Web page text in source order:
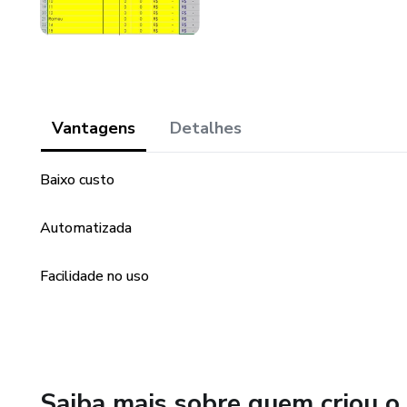
Vantagens Detalhes
Baixo custo
Automatizada
Facilidade no uso